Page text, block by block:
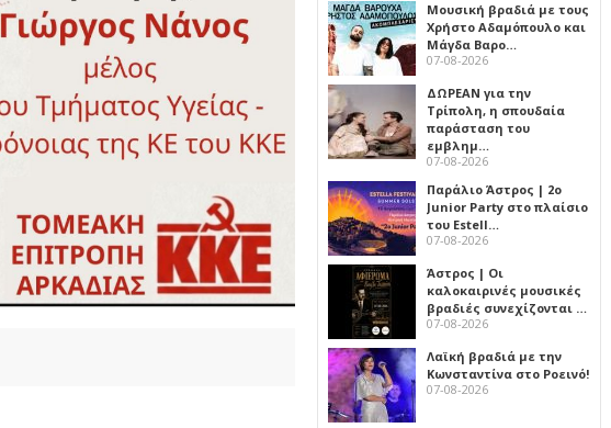
Μουσική βραδιά με τους
Χρήστο Αδαμόπουλο και
Μάγδα Βαρο…
07-08-2026
ΔΩΡΕΑΝ για την
Τρίπολη, η σπουδαία
παράσταση του
εμβλημ…
07-08-2026
Παράλιο Άστρος | 2ο
Junior Party στο πλαίσιο
του Estell…
07-08-2026
Άστρος | Οι
καλοκαιρινές μουσικές
βραδιές συνεχίζονται …
07-08-2026
Λαϊκή βραδιά με την
Κωνσταντίνα στο Ροεινό!
07-08-2026